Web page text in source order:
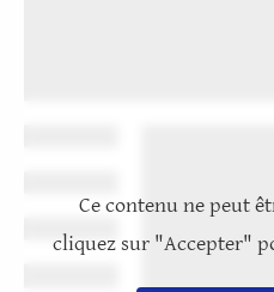
Ce contenu ne peut
cliquez sur "Accepter"